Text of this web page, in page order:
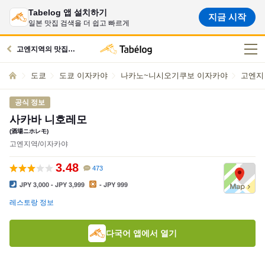
Tabelog 앱 설치하기
일본 맛집 검색을 더 쉽고 빠르게
지금 시작
고엔지역의 맛집으로
도쿄 도쿄 이자카야 나카노~니시오기쿠보 이자카야 고엔
공식 정보
사카바 니호레모
(酒場ニホレモ)
고엔지역/이자카야
3.48 473
JPY 3,000 - JPY 3,999 - JPY 999
레스토랑 정보
다국어 앱에서 열기